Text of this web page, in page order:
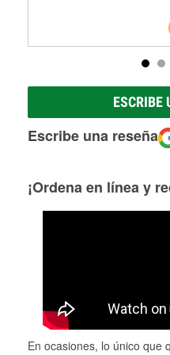
ESCRIBE
Escribe una reseña
¡Ordena en línea y
En ocasiones, lo único que